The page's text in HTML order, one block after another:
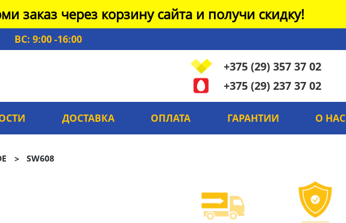
заказ через корзину сайта и получи скидку!
ВС: 9:00 -16:00
+375 (29) 357 37 02
+375 (29) 237 37 02
ДОСТАВКА ОПЛАТА ГАРАНТИИ О НАС
SW608